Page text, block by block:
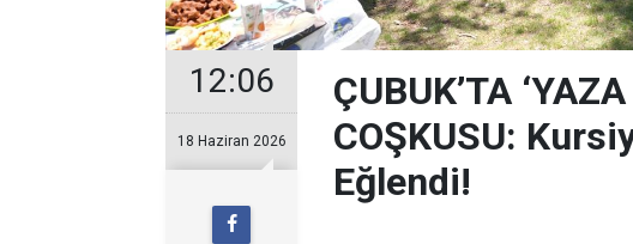
12:06
18 Haziran 2026
ÇUBUK’TA
COŞKUSU:
Eğlendi!